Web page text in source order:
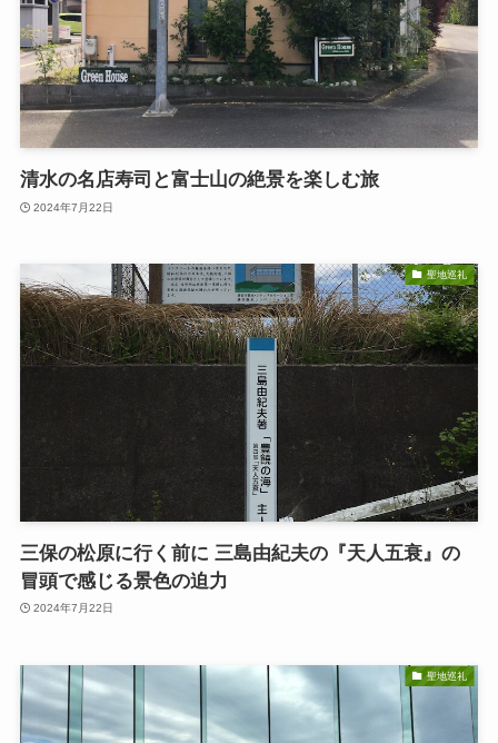
清水の名店寿司と富士山の絶景を楽しむ旅
2024年7月22日
聖地巡礼
三保の松原に行く前に 三島由紀夫の『天人五衰』の
冒頭で感じる景色の迫力
2024年7月22日
聖地巡礼